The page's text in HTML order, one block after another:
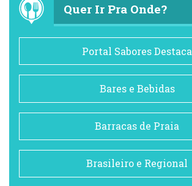
Quer Ir Pra Onde?
Portal Sabores Destaca
Bares e Bebidas
Barracas de Praia
Brasileiro e Regional